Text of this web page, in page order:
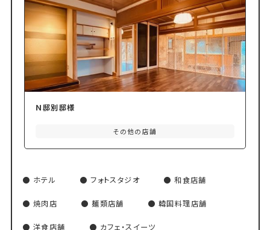
Ｎ邸別邸様
その他の店舗
ホテル フォトスタジオ 和食店舗
焼肉店 麺類店舗 韓国料理店舗
洋食店舗 カフェ・スイーツ